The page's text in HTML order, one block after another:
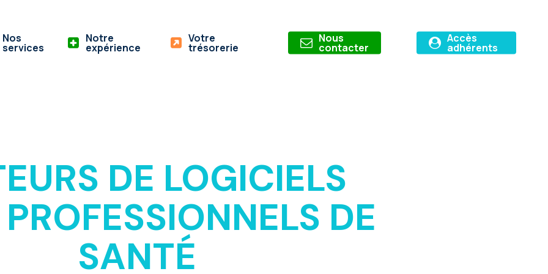
Nos
services
Notre
expérience
Votre
trésorerie
Nous
contacter
Accès
adhérents
DE LOGICIELS
DE
SANTÉ